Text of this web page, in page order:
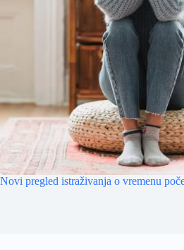
Novi pregled istraživanja o vremenu